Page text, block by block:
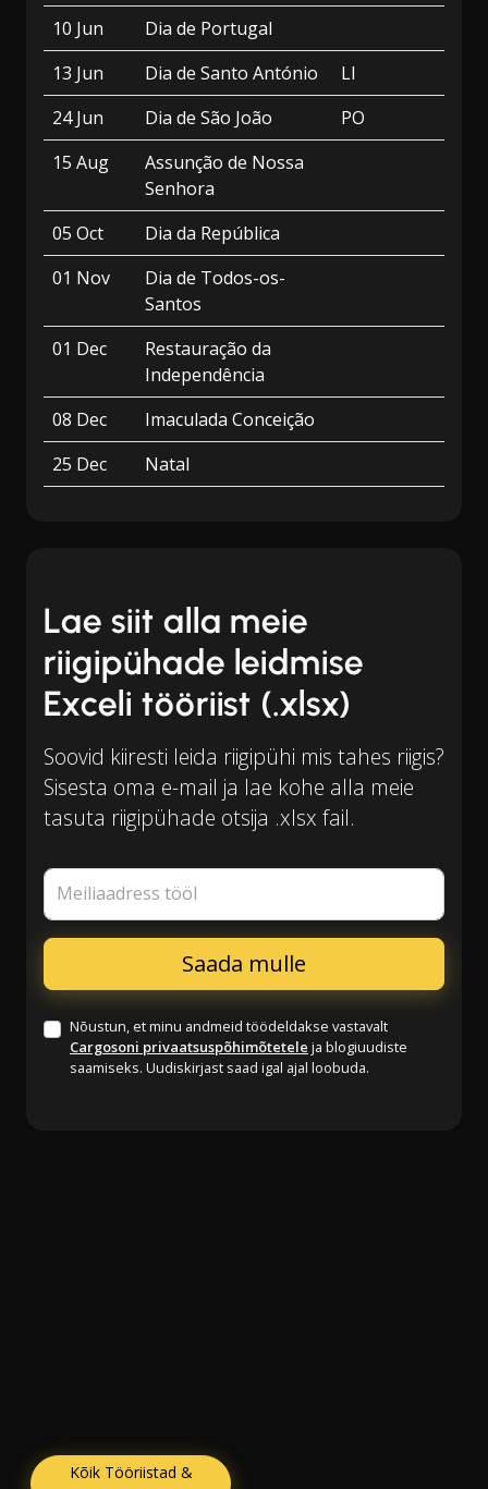
10 Jun
Dia de Portugal
13 Jun
Dia de Santo António
LI
24 Jun
Dia de São João
PO
15 Aug
Assunção de Nossa
Senhora
05 Oct
Dia da República
01 Nov
Dia de Todos-os-
Santos
01 Dec
Restauração da
Independência
08 Dec
Imaculada Conceição
25 Dec
Natal
Lae siit alla meie
riigipühade leidmise
Exceli tööriist (.xlsx)
Soovid kiiresti leida riigipühi mis tahes riigis?
Sisesta oma e-mail ja lae kohe alla meie
tasuta riigipühade otsija .xlsx fail.
Meiliaadress tööl
Nõustun, et minu andmeid töödeldakse vastavalt
Cargosoni privaatsuspõhimõtetele ja blogiuudiste
saamiseks. Uudiskirjast saad igal ajal loobuda.
Kõik Tööriistad &